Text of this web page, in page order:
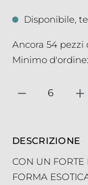
Disponibile,
Ancora 54 pezzi
Minimo
DESCRIZIONE
CON UN
FORMA